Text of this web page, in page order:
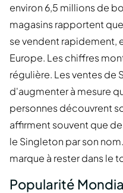
environ 6,5 millions de
magasins rapportent
se vendent rapidement,
Europe. Les chiffres
régulière. Les ventes de
d'augmenter à mesure
personnes découvrent
affirment souvent que
le Singleton par son
marque à rester dans le
Popularité